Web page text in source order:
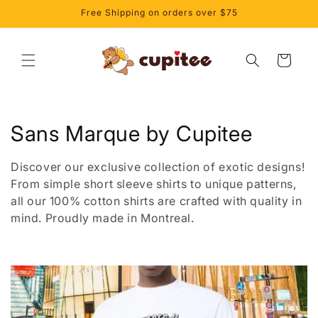
au
Free Shipping on orders over $75
Panier
C
o
l
l
c
t
Sans Marque by Cupitee
Discover our exclusive collection of exotic designs!
From simple short sleeve shirts to unique patterns,
all our 100% cotton shirts are crafted with quality in
mind. Proudly made in Montreal.